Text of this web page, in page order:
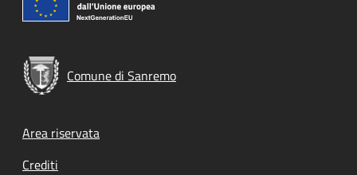
Comune di Sanremo
Footer menu
Area riservata
Crediti